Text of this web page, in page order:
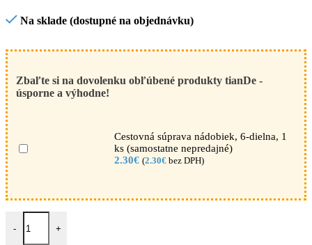
Na sklade (dostupné na objednávku)
Zbaľte si na dovolenku obľúbené produkty tianDe -
úsporne a výhodne!
Cestovná súprava nádobiek, 6-dielna, 1
ks (samostatne nepredajné)
2.30€ (2.30€ bez DPH)
- +